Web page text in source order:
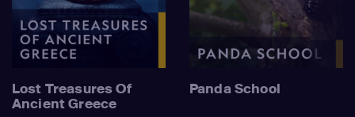
Lost Treasures Of
Ancient Greece
Panda School